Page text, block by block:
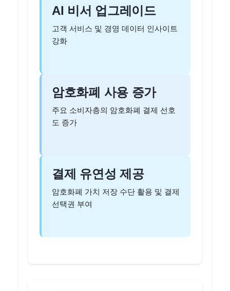
AI 비서 업그레이드
고객 서비스 및 경영 데이터 인사이트
강화
암호화폐 사용 증가
주요 소비자층의 암호화폐 결제 선호
도 증가
결제 유연성 제공
암호화폐 가치 저장 수단 활용 및 결제
선택권 부여